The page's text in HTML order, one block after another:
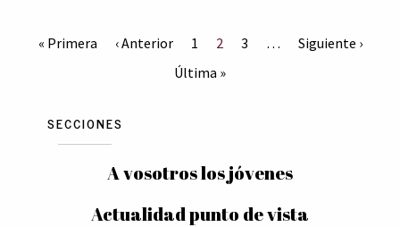
« Primera ‹ Anterior 1 2 3 …
Siguiente ›
Última »
SECCIONES
A vosotros los jóvenes
Actualidad punto de vista